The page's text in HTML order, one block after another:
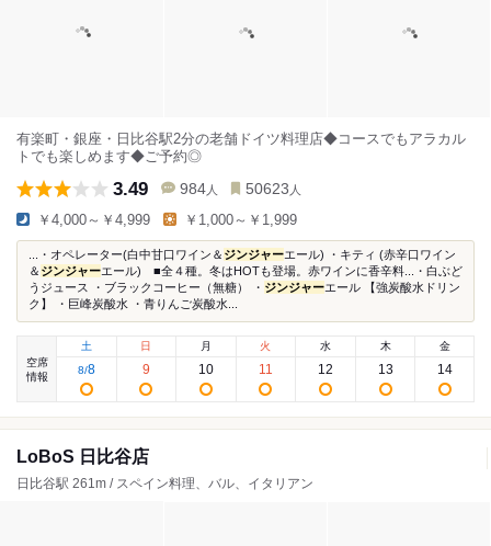
有楽町・銀座・日比谷駅2分の老舗ドイツ料理店◆コースでもアラカル
トでも楽しめます◆ご予約◎
3.49 984 人 50623 人
￥4,000～￥4,999 ￥1,000～￥1,999
...・オペレーター(白中甘口ワイン＆ ジンジャーエール) ・キティ (赤辛口ワイン
＆ ジンジャーエール) ■全４種。冬はHOTも登場。赤ワインに香辛料...・白ぶど
うジュース ・ブラックコーヒー（無糖） ・ ジンジャーエール 【強炭酸水ドリン
ク】 ・巨峰炭酸水 ・青りんご炭酸水...
空席
情報
土
8/8
日
9
月
10
火
11
水
12
木
13
金
14
LoBoS 日比谷店
日比谷駅 261m / スペイン料理、バル、イタリアン